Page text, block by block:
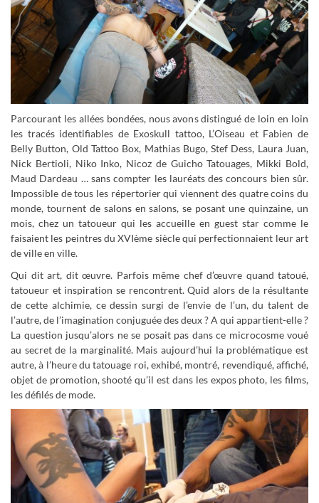
Parcourant les allées bondées, nous avons distingué de loin en loin
les tracés identifiables de Exoskull tattoo, L’Oiseau et Fabien de
Belly Button, Old Tattoo Box, Mathias Bugo, Stef Dess, Laura Juan,
Nick Bertioli, Niko Inko, Nicoz de Guicho Tatouages, Mikki Bold,
Maud Dardeau … sans compter les lauréats des concours bien sûr.
Impossible de tous les répertorier qui viennent des quatre coins du
monde, tournent de salons en salons, se posant une quinzaine, un
mois, chez un tatoueur qui les accueille en guest star comme le
faisaient les peintres du XVIème siècle qui perfectionnaient leur art
de ville en ville.
Qui dit art, dit œuvre. Parfois même chef d’œuvre quand tatoué,
tatoueur et inspiration se rencontrent. Quid alors de la résultante
de cette alchimie, ce dessin surgi de l’envie de l’un, du talent de
l’autre, de l’imagination conjuguée des deux ? A qui appartient-elle ?
La question jusqu’alors ne se posait pas dans ce microcosme voué
au secret de la marginalité. Mais aujourd’hui la problématique est
autre, à l’heure du tatouage roi, exhibé, montré, revendiqué, affiché,
objet de promotion, shooté qu’il est dans les expos photo, les films,
les défilés de mode.